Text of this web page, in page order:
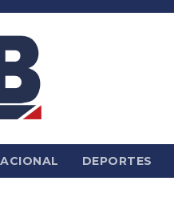
DEPORTES